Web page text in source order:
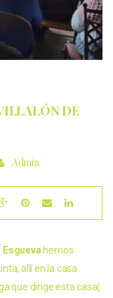
DE
Admin
hemos
allí en la casa
que dirige esta casa(